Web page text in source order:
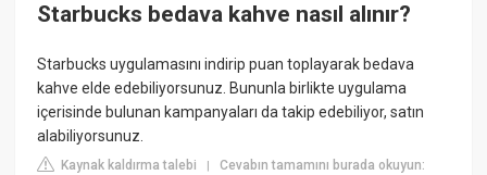
Starbucks bedava kahve nasıl alınır?
Starbucks uygulamasını indirip puan toplayarak bedava
kahve elde edebiliyorsunuz. Bununla birlikte uygulama
içerisinde bulunan kampanyaları da takip edebiliyor, satın
alabiliyorsunuz.
Kaynak kaldırma talebi |Cevabın tamamını burada okuyun: